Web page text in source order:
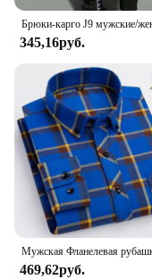
345,16руб.
469,62руб.